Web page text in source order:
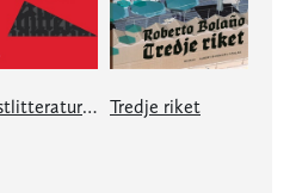
Nazistlitteratur i Amerika Tredje riket